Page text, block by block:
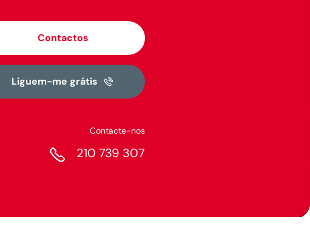
Contactos
Liguem-me grátis
Contacte-nos
 210 739 307